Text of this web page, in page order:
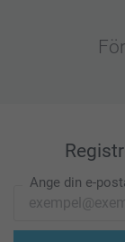
Ange din e-